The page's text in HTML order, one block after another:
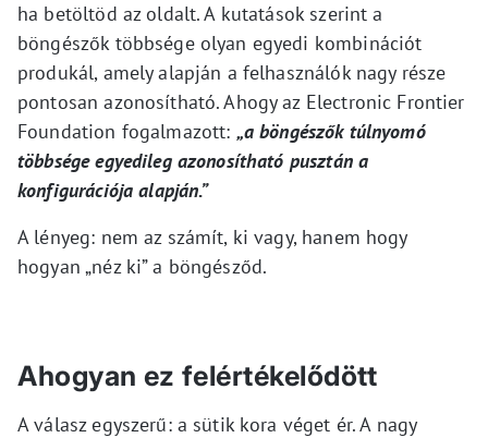
ha betöltöd az oldalt. A kutatások szerint a
böngészők többsége olyan egyedi kombinációt
produkál, amely alapján a felhasználók nagy része
pontosan azonosítható. Ahogy az Electronic Frontier
Foundation fogalmazott: „a böngészők túlnyomó
többsége egyedileg azonosítható pusztán a
konfigurációja alapján.”
A lényeg: nem az számít, ki vagy, hanem hogy
hogyan „néz ki” a böngésződ.
Ahogyan ez felértékelődött
A válasz egyszerű: a sütik kora véget ér. A nagy